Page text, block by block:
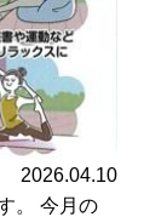
2026.04.10
。 今月の